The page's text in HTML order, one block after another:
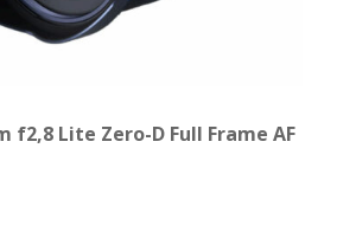
f2,8 Lite Zero-D Full Frame AF